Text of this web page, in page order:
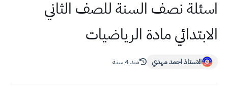
اسئلة نصف السنة للصف الثاني
الابتدائي مادة الرياضيات
الاستاذ احمد مهدي منذ 4 سنة